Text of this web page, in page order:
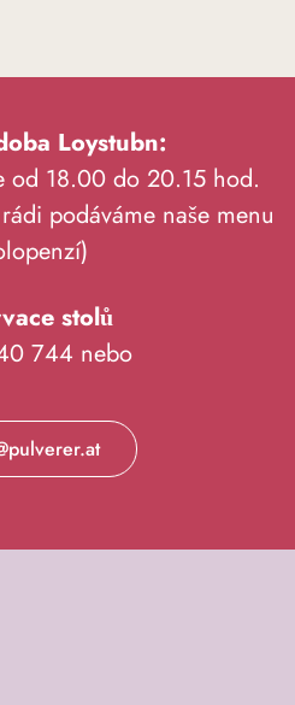
Loystubn:
od 18.00 do 20.15 hod.
podáváme naše menu
stolů
744 nebo